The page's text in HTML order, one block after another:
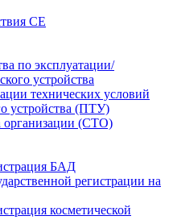
CE
по эксплуатации/
устройства
технических условий
устройства (ПТУ)
организации (СТО)
БАД
регистрации на
косметической